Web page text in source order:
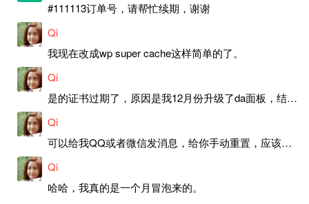
#111113订单号，请帮忙续期，谢谢
Qi
我现在改成wp super cache这样简单的了。
Qi
是的证书过期了，原因是我12月份升级了da面板，结果后台证书就不更新了，目前还在排查问题。切换PHP版本现在没有了，因为DA新版不支持。
Qi
可以给我QQ或者微信发消息，给你手动重置，应该是服务器插件有问题了，这个wp的主题太老了，导致现在好多的问题，网站的签到功能也是因为这个原因导致的。
Qi
哈哈，我真的是一个月冒泡来的。